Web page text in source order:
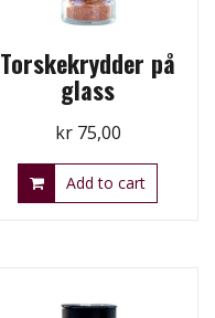
Torskekrydder på
glass
kr75,00
Add to cart